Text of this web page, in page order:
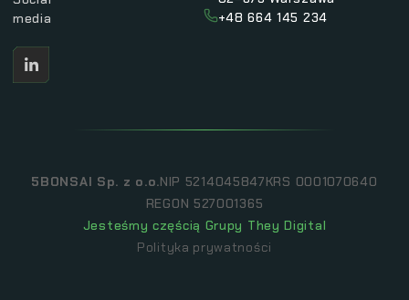
media
+48 664 145 234
5BONSAI Sp. z o.o.NIP 5214045847KRS 0001070640
REGON 527001365
Jesteśmy częścią Grupy They Digital
Polityka prywatności